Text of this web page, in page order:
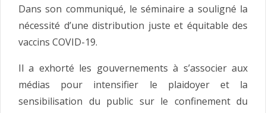
Dans son communiqué, le séminaire a souligné la
nécessité d’une distribution juste et équitable des
vaccins COVID-19.
Il a exhorté les gouvernements à s’associer aux
médias pour intensifier le plaidoyer et la
sensibilisation du public sur le confinement du